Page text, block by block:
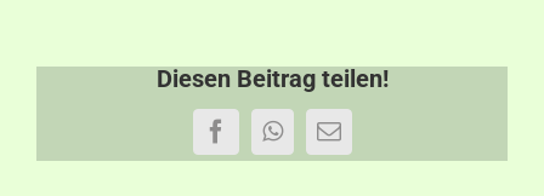
Diesen Beitrag teilen!
FacebookWhatsApp
E-
Mail